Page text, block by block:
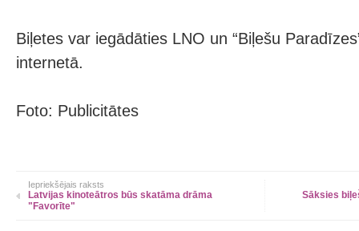
Biļetes var iegādāties LNO un “Biļešu
internetā.
Foto: Publicitātes
Iepriekšējais raksts
Latvijas kinoteātros būs skatāma drāma
"Favorīte"
Sāksies